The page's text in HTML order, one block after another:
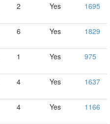
2 Yes 1695
6 Yes 1829
1 Yes 975
4 Yes 1637
4 Yes 1166